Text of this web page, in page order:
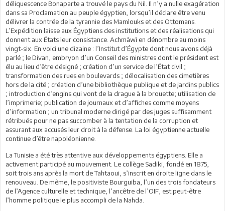
déliquescence Bonaparte a trouvé le pays du Nil. Il n’y a nulle exagération
dans sa Proclamation au peuple égyptien, lorsqu’il déclare être venu
délivrer la contrée de la tyrannie des Mamlouks et des Ottomans.
L’Expédition laisse aux Égyptiens des institutions et des réalisations qui
donnent aux États leur consistance. Achmâwî en dénombre au moins
vingt-six. En voici une dizaine : l’Institut d’Égypte dont nous avons déjà
parlé ; le Divan, embryon d’un Conseil des ministres dont le président est
élu au lieu d’être désigné ; création d’un service de l’État civil ;
transformation des rues en boulevards ; délocalisation des cimetières
hors de la cité ; création d’une bibliothèque publique et de jardins publics
; introduction d’engins qui vont de la drague à la brouette; utilisation de
l’imprimerie; publication de journaux et d’affiches comme moyens
d’information ; un tribunal moderne dirigé par des juges suffisamment
rétribués pour ne pas succomber à la tentation de la corruption et
assurant aux accusés leur droit à la défense. La loi égyptienne actuelle
continue d’être napoléonienne.
La Tunisie a été très attentive aux développements égyptiens. Elle a
activement participé au mouvement. Le collège Sadiki, fondé en 1875,
soit trois ans après la mort de Tahtaoui, s’inscrit en droite ligne dans le
renouveau. De même, le positiviste Bourguiba, l’un des trois fondateurs
de l’Agence culturelle et technique, l’ancêtre de l’OIF, est peut-être
l’homme politique le plus accompli de la Nahda.